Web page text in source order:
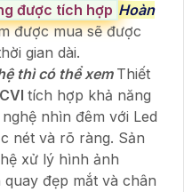
được tích hợp Hoàn
được mua sẽ được
gian dài.
thì có thể xemThiết
tích hợp khả năng
nhìn đêm với Led
nét và rõ ràng. Sản
xử lý hình ảnh
đẹp mắt và chân